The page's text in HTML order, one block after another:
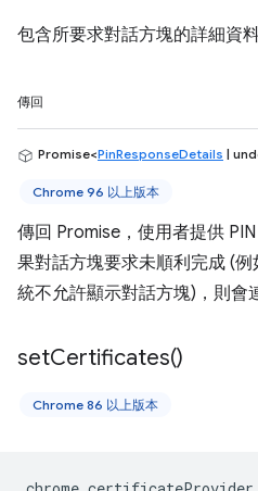
包含所要求對話方塊的詳細資料
傳回
Promise<PinResponseDetails |
Chrome 96 以上版本
傳回 Promise，使用者提供
果對話方塊要求未順利完成 (
統不允許顯示對話方塊)，則會
setCertificates()
Chrome 86 以上版本